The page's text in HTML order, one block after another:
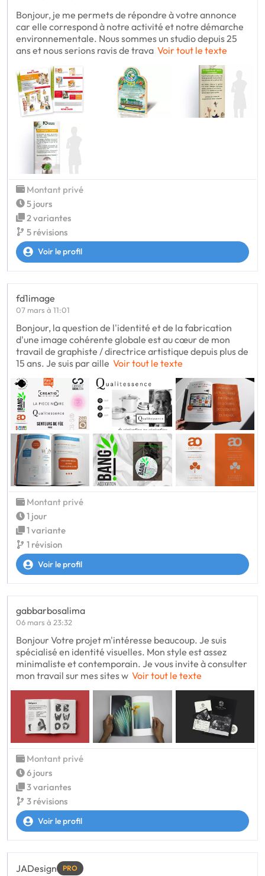
Bonjour, je me permets de répondre à votre annonce
car elle correspond à notre activité et notre démarche
environnementale. Nous sommes un studio depuis 25
ans et nous serions ravis de trava Voir tout le texte
Montant privé
5 jours
2 variantes
5 révisions
Voir le profil
fd1image
07 mars à 11:01
Bonjour, la question de l'identité et de la fabrication
d'une image cohérente globale est au cœur de mon
travail de graphiste / directrice artistique depuis plus de
15 ans. Je suis par aille Voir tout le texte
Montant privé
1 jour
1 variante
1 révision
Voir le profil
gabbarbosalima
06 mars à 23:32
Bonjour Votre projet m'intéresse beaucoup. Je suis
spécialisé en identité visuelles. Mon style est assez
minimaliste et contemporain. Je vous invite à consulter
mon travail sur mes sites w Voir tout le texte
Montant privé
6 jours
3 variantes
3 révisions
Voir le profil
JADesign PRO